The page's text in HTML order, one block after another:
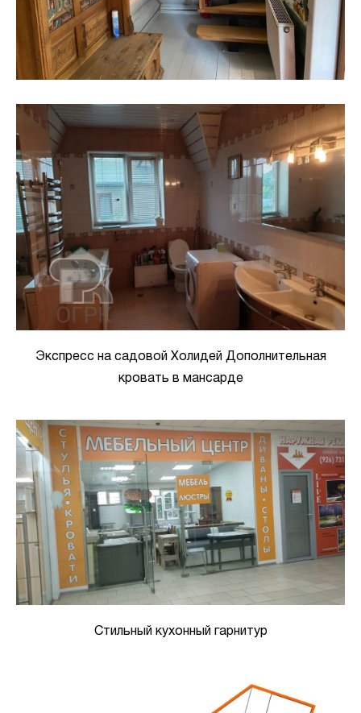
Экспресс на садовой Холидей Дополнительная
кровать в мансарде
Стильный кухонный гарнитур